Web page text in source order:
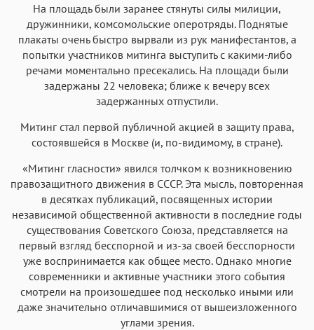
На площадь были заранее стянуты силы милиции,
дружинники, комсомольские оперотряды. Поднятые
плакаты очень быстро вырвали из рук манифестантов, а
попытки участников митинга выступить с какими-либо
речами моментально пресекались. На площади были
задержаны 22 человека; ближе к вечеру всех
задержанных отпустили.
Митинг стал первой публичной акцией в защиту права,
состоявшейся в Москве (и, по-видимому, в стране).
«Митинг гласности» явился толчком к возникновению
правозащитного движения в СССР. Эта мысль, повторенная
в десятках публикаций, посвященных истории
независимой общественной активности в последние годы
существования Советского Союза, представляется на
первый взгляд бесспорной и из-за своей бесспорности
уже воспринимается как общее место. Однако многие
современники и активные участники этого события
смотрели на произошедшее под несколько иными или
даже значительно отличавшимися от вышеизложенного
углами зрения.